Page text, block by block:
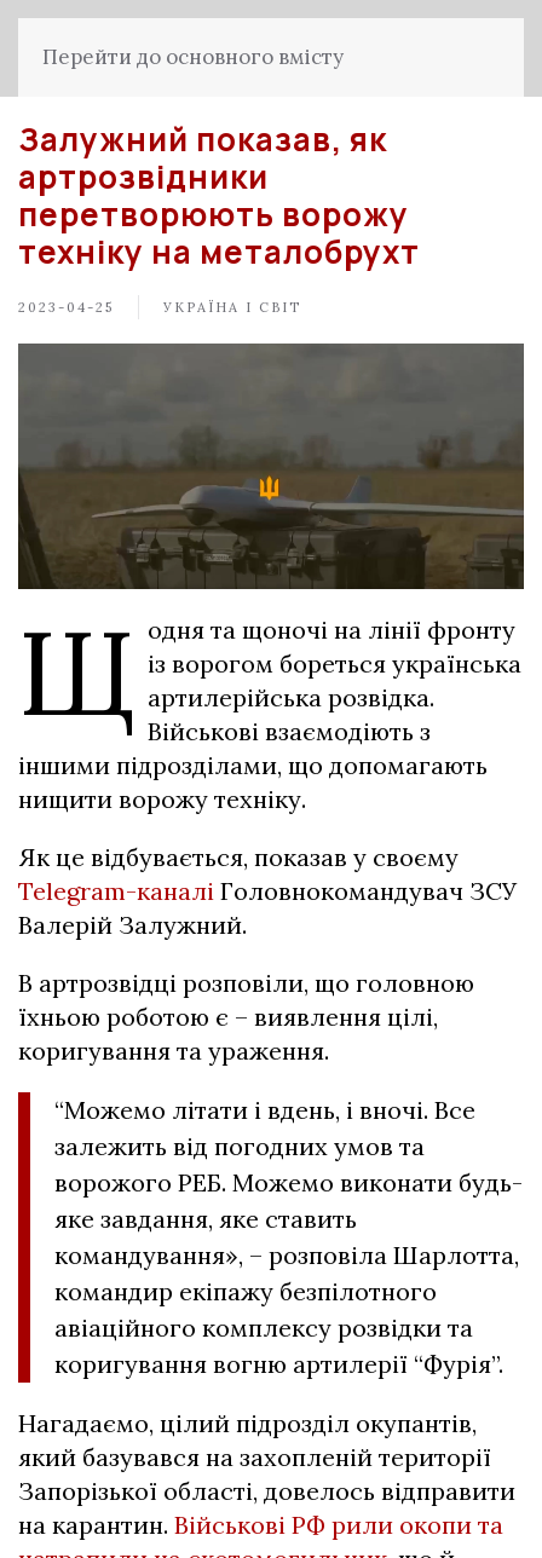
Перейти до основного вмісту
Залужний показав, як
артрозвідники
перетворюють ворожу
техніку на металобрухт
2023-04-25 УКРАЇНА І СВІТ
Щ одня та щоночі на лінії фронту
із ворогом бореться українська
артилерійська розвідка.
Військові взаємодіють з
іншими підрозділами, що допомагають
нищити ворожу техніку.
Як це відбувається, показав у своєму
Telegram-каналі Головнокомандувач ЗСУ
Валерій Залужний.
В артрозвідці розповіли, що головною
їхньою роботою є – виявлення цілі,
коригування та ураження.
“Можемо літати і вдень, і вночі. Все
залежить від погодних умов та
ворожого РЕБ. Можемо виконати будь-
яке завдання, яке ставить
командування», – розповіла Шарлотта,
командир екіпажу безпілотного
авіаційного комплексу розвідки та
коригування вогню артилерії “Фурія”.
Нагадаємо, цілий підрозділ окупантів,
який базувався на захопленій території
Запорізької області, довелось відправити
на карантин. Військові РФ рили окопи та